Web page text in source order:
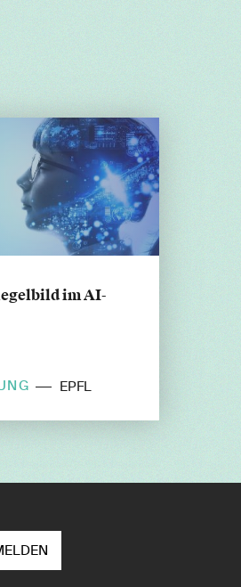
im AI-
EPFL